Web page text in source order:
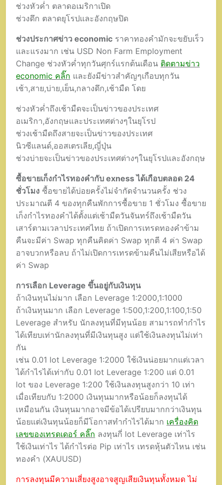
ช่วงหัวค่ำ ตลาดอเมริกาเปิด
ช่วงดึก ตลาดยุโรปและอังกฤษปิด
ช่วงประกาศข่าว economic ราคาทองคำมักจะขยับเร็ว
และแรงมาก เช่น USD Non Farm Employment
Change ช่วงหัวค่ำทุกวันศุกร์แรกต้นเดือน ติดตามข่าว
economic คลิ๊ก และยังมีข่าวสำคัญๆเกือบทุกวัน
เช้า,สาย,บ่าย,เย็น,กลางดึก,เช้ามืด โดย
ช่วงหัวค่ำถึงเช้ามืดจะเป็นข่าวของประเทศ
อเมริกา,อังกฤษและประเทศต่างๆในยุโรป
ช่วงเช้ามืดถึงสายจะเป็นข่าวของประเทศ
นิวซีแลนด์,ออสเตรเลีย,ญี่ปุ่น
ช่วงบ่ายจะเป็นข่าวของประเทศต่างๆในยุโรปและอังกฤษ
ซื้อขายเก็งกำไรทองคำกับ exness ได้เกือบตลอด 24
ชั่วโมง ซื้อขายได้บ่อยครั้งไม่จำกัดจำนวนครั้ง ช่วง
ประมาณตี 4 ของทุกคืนพักการซื้อขาย 1 ชั่วโมง ซื้อขาย
เก็งกำไรทองคำได้ตั้งแต่เช้ามืดวันจันทร์ถึงเช้ามืดวัน
เสาร์ตามเวลาประเทศไทย ถ้าเปิดการเทรดทองคำข้าม
คืนจะมีค่า Swap ทุกคืนคิดค่า Swap ทุกตี 4 ค่า Swap
อาจบวกหรือลบ ถ้าไม่เปิดการเทรดข้ามคืนไม่เสียหรือได้
ค่า Swap
การเลือก Leverage ขึ้นอยู่กับเงินทุน
ถ้าเงินทุนไม่มาก เลือก Leverage 1:2000,1:1000
ถ้าเงินทุนมาก เลือก Leverage 1:500,1:200,1:100,1:50
Leverage สำหรับ นักลงทุนที่มีทุนน้อย สามารถทำกำไร
ได้เทียบเท่านักลงทุนที่มีเงินทุนสูง แต่ใช้เงินลงทุนไม่เท่า
กัน
เช่น 0.01 lot Leverage 1:2000 ใช้เงินน่อยมากแต่เวลา
ได้กำไรได้เท่ากับ 0.01 lot Leverage 1:200 แต่ 0.01
lot ของ Leverage 1:200 ใช้เงินลงทุนสูงกว่า 10 เท่า
เมื่อเทียบกับ 1:2000 เงินทุนมากหรือน้อยก็ลงทุนได้
เหมือนกัน เงินทุนมากอาจมีข้อได้เปรียบมากกว่าเงินทุน
น้อยแต่เงินทุนน้อยก็มีโอกาสทำกำไรได้มาก เครื่องคิด
เลขของเทรดเดอร์ คลิ๊ก ลงทุนกี่ lot Leverage เท่าไร
ใช้เงินเท่าไร ได้กำไรต่อ Pip เท่าไร เทรดหุ้นตัวไหน เช่น
ทองคำ (XAUUSD)
การลงทุนมีความเสี่ยงสูงอาจสูญเสียเงินทุนทั้งหมด ไม่